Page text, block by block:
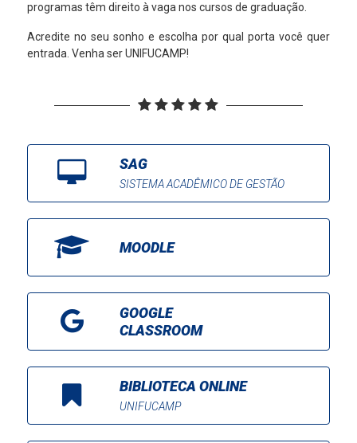
programas têm direito à vaga nos cursos de graduação.
Acredite no seu sonho e escolha por qual porta você quer
entrada. Venha ser UNIFUCAMP!
SAG
SISTEMA ACADÊMICO DE GESTÃO
MOODLE
GOOGLE
CLASSROOM
BIBLIOTECA ONLINE
UNIFUCAMP